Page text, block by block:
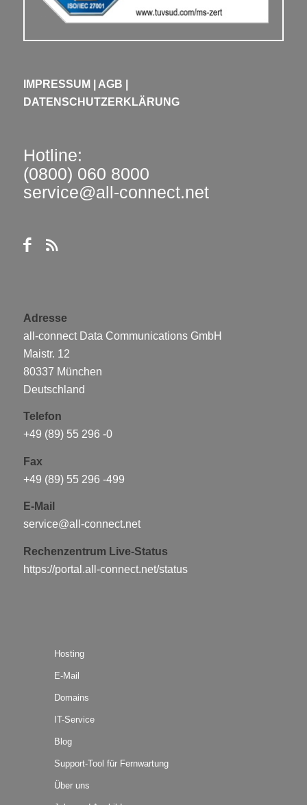
IMPRESSUM AGB
DATENSCHUTZERKLÄRUNG
Hotline:
(0800) 060 8000
service@all-connect.net
Adresse
all-connect Data Communications GmbH
Maistr. 12
80337 München
Deutschland
Telefon
+49 (89) 55 296 -0
Fax
+49 (89) 55 296 -499
E-Mail
service@all-connect.net
Rechenzentrum Live-Status
https://portal.all-connect.net/status
Hosting
E-Mail
Domains
IT-Service
Blog
Support-Tool für Fernwartung
Über uns